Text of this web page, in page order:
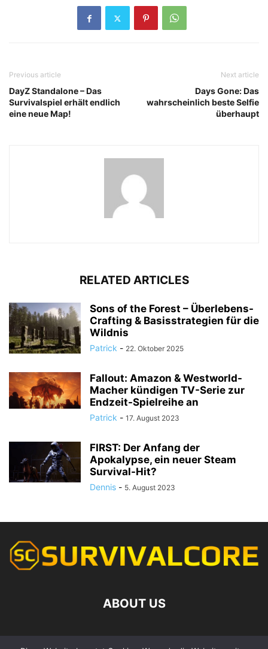
Previous article
DayZ Standalone – Das
Survivalspiel erhält endlich
eine neue Map!
Next article
Days Gone: Das
wahrscheinlich beste Selfie
überhaupt
RELATED ARTICLES
Sons of the Forest – Überlebens-
Crafting & Basisstrategien für die
Wildnis
Patrick - 22. Oktober 2025
Fallout: Amazon & Westworld-
Macher kündigen TV-Serie zur
Endzeit-Spielreihe an
Patrick - 17. August 2023
FIRST: Der Anfang der
Apokalypse, ein neuer Steam
Survival-Hit?
Dennis - 5. August 2023
ABOUT US